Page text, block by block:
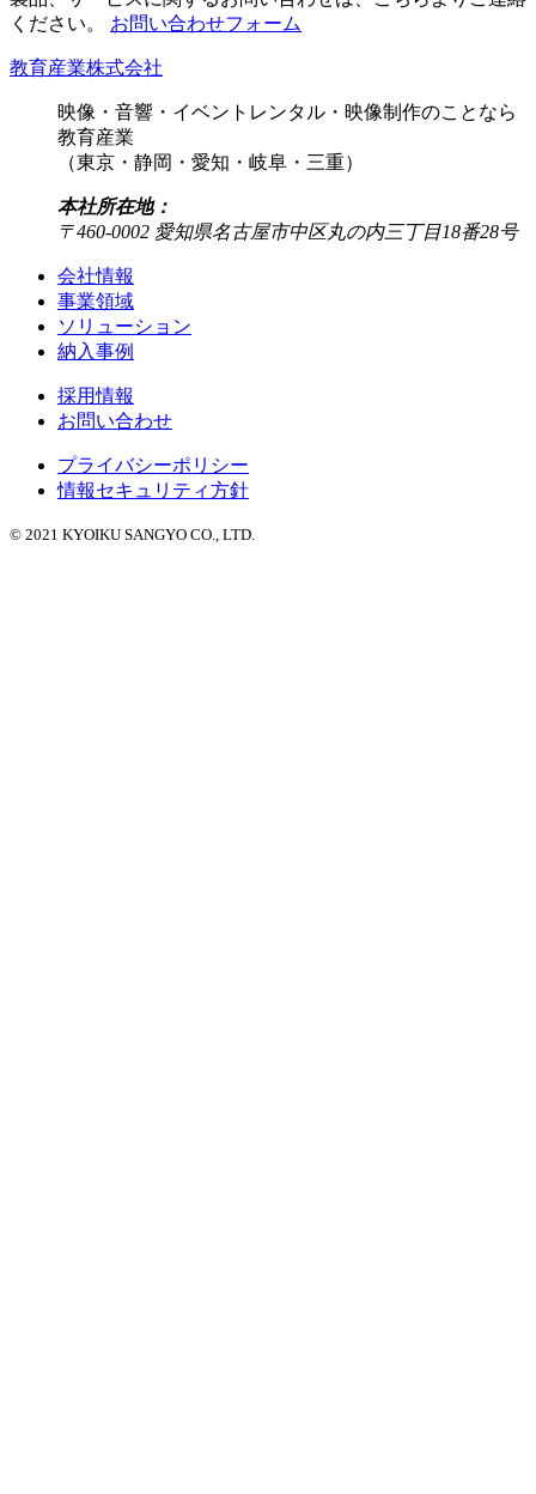
ください。 お問い合わせフォーム
教育産業株式会社
映像・音響・イベントレンタル・映像制作のことなら
教育産業
（東京・静岡・愛知・岐阜・三重）
本社所在地：
〒460-0002 愛知県名古屋市中区丸の内三丁目18番28号
会社情報
事業領域
ソリューション
納入事例
採用情報
お問い合わせ
プライバシーポリシー
情報セキュリティ方針
© 2021 KYOIKU SANGYO CO., LTD.